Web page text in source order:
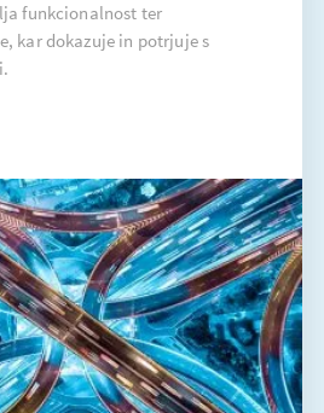
funkcionalnost ter
kar dokazuje in potrjuje s